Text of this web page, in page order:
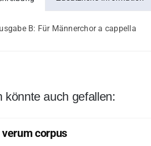
B: Für Männerchor a cappella
könnte auch gefallen:
verum corpus